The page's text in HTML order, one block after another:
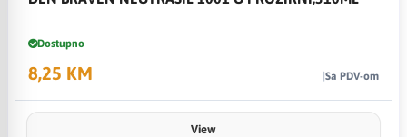
Dostupno
8,25 KM Sa PDV-om
View